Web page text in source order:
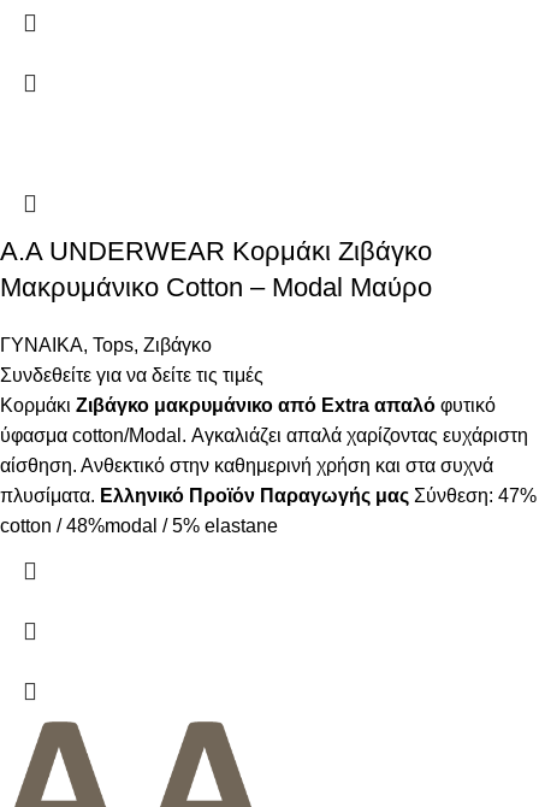
A.A UNDERWEAR Κορμάκι Ζιβάγκο
Μακρυμάνικο Cotton – Modal Μαύρο
ΓΥΝΑΙΚΑ, Tops, Ζιβάγκο
Συνδεθείτε για να δείτε τις τιμές
Κορμάκι Ζιβάγκο μακρυμάνικο από Extra απαλό φυτικό
ύφασμα cotton/Modal. Αγκαλιάζει απαλά χαρίζοντας ευχάριστη
αίσθηση. Ανθεκτικό στην καθημερινή χρήση και στα συχνά
πλυσίματα. Ελληνικό Προϊόν Παραγωγής μας Σύνθεση: 47%
cotton / 48%modal / 5% elastane